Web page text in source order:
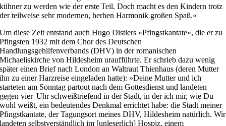
kühner zu werden wie der erste Teil. Doch macht es den Kindern trotz
der teilweise sehr modernen, herben Harmonik großen Spaß.«
Um diese Zeit entstand auch Hugo Distlers »Pfingstkantate«, die er zu
Pfingsten 1932 mit dem Chor des Deutschen
Handlungsgehilfenverbands (DHV) in der romanischen
Michaeliskirche von Hildesheim uraufführte. Er schrieb dazu wenig
später einen Brief nach London an Waltraut Thienhaus (deren Mutter
ihn zu einer Harzreise eingeladen hatte): »Deine Mutter und ich
starteten am Sonntag partout nach dem Gottesdienst und landeten
gegen vier Uhr schweißtriefend in der Stadt, in der ich mir, wie Du
wohl weißt, ein bedeutendes Denkmal errichtet habe: die Stadt meiner
Pfingstkantate, der Tagungsort meines DHV, Hildesheim natürlich. Wir
landeten selbstverständlich im [unleserlich] Hospiz, einem